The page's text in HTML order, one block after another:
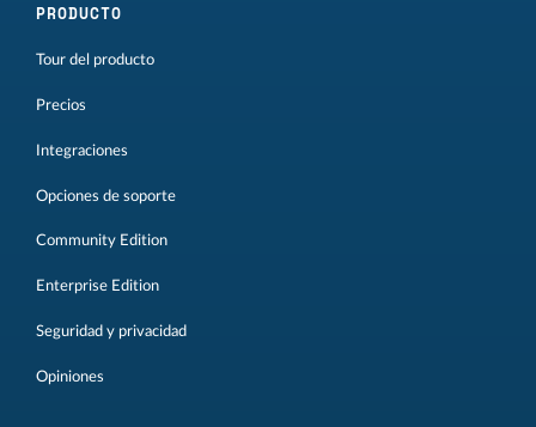
PRODUCTO
Tour del producto
Precios
Integraciones
Opciones de soporte
Community Edition
Enterprise Edition
Seguridad y privacidad
Opiniones